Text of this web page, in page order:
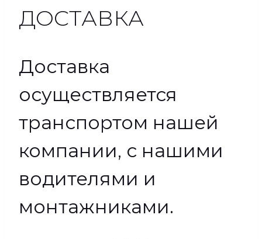
ДОСТАВКА
Доставка
осуществляется
транспортом нашей
компании, с нашими
водителями и
монтажниками.